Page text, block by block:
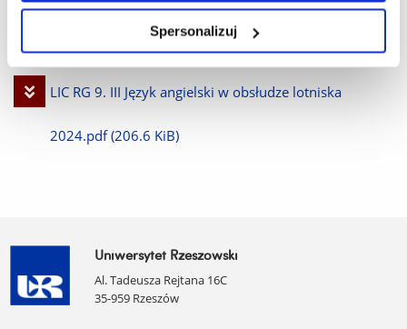
Spersonalizuj
Pobierz
plik
LIC RG 9. III Język angielski w obsłudze lotniska
2024.pdf (206.6 KiB)
Uniwersytet Rzeszowski
Al. Tadeusza Rejtana 16C
35-959 Rzeszów